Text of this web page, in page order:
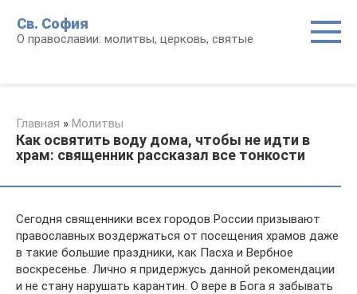
контенту
Св. София
О православии: молитвы, церковь, святые
Главная » Молитвы
Как освятить воду дома, чтобы не идти в
храм: священник рассказал все тонкости
Сегодня священники всех городов России призывают
православных воздержаться от посещения храмов даже
в такие большие праздники, как Пасха и Вербное
воскресенье. Лично я придержусь данной рекомендации
и не стану нарушать карантин. О вере в Бога я забывать